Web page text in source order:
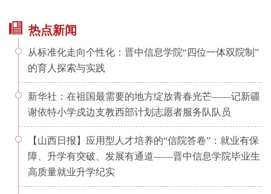
热点新闻
从标准化走向个性化：晋中信息学院“四位一体双院制”
的育人探索与实践
新华社：在祖国最需要的地方绽放青春光芒——记新疆
谢依特小学戍边支教西部计划志愿者服务队队员
【山西日报】应用型人才培养的“信院答卷”：就业有保
障、升学有突破、发展有通道——晋中信息学院毕业生
高质量就业升学纪实